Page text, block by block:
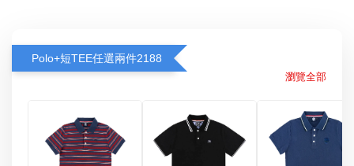
Polo+短TEE任選兩件2188
瀏覽全部